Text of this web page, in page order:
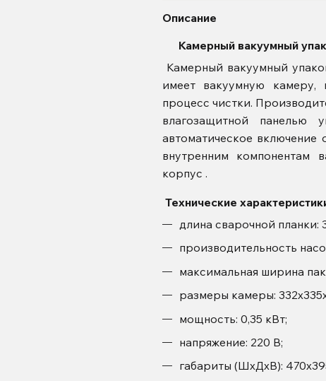
Описание
Камерный вакуумный
Камерный вакуумный
имеет вакуумную камеру,
процесс чистки.
влагозащитной панелью
автоматическое включение
внутренним компонентам
корпус .
Технические
длина сварочной планки:
производительность
​максимальная ширина
размеры камеры:
мощность: 0,35 кВт;
напряжение: 220 В;
габариты (ШхДхВ):